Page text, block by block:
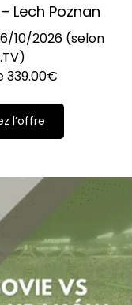
Lech Poznan
10/2026 (selon
339.00€
l’offre